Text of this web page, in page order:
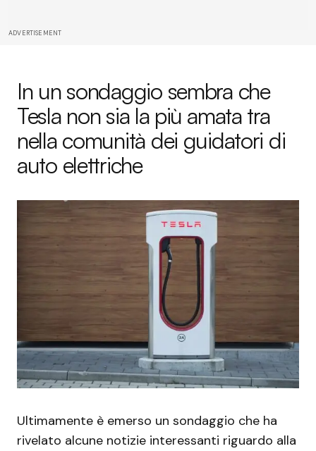
ADVERTISEMENT
In un sondaggio sembra che
Tesla non sia la più amata tra
nella comunità dei guidatori di
auto elettriche
Ultimamente è emerso un sondaggio che ha
rivelato alcune notizie interessanti riguardo alla